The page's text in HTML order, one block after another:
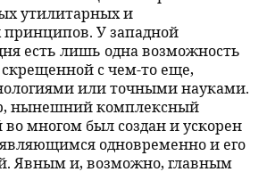
утилитарных и
принципов. У западной
есть лишь одна возможность
с чем-то еще,
или точными науками.
нынешний комплексный
многом был создан и ускорен
одновременно и его
Явным и, возможно, главным